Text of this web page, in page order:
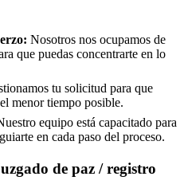
Nosotros nos ocupamos de
que puedas concentrarte en lo
tu solicitud para que
menor tiempo posible.
equipo está capacitado para
en cada paso del proceso.
de paz / registro